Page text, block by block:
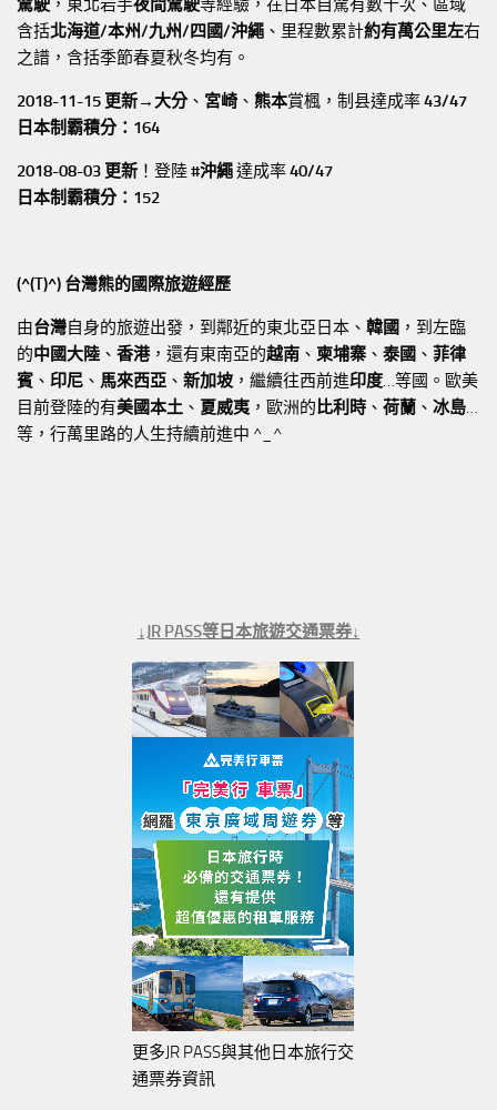
駕駛 ，東北岩手夜間駕駛等經驗，在日本自駕有數十次、區域
含括北海道/本州/九州/四國/沖繩 、里程數累計約有萬公里左右
之譜，含括季節春夏秋冬均有。
2018-11-15 更新→ 大分、 宮崎 、 熊本賞楓，制县達成率43/47
日本制霸積分：164
2018-08-03 更新 ！登陸#沖繩達成率40/47
日本制霸積分：152
(^(T)^) 台灣熊的國際旅遊經歷
由台灣自身的旅遊出發，到鄰近的東北亞日本、 韓國 ，到左臨
的中國大陸 、 香港，還有東南亞的越南 、 柬埔寨 、 泰國 、 菲律
賓 、 印尼 、 馬來西亞 、 新加坡 ，繼續往西前進印度…等國。歐美
目前登陸的有美國本土 、 夏威夷 ，歐洲的比利時 、 荷蘭 、 冰島…
等，行萬里路的人生持續前進中 ^_^
↓JR PASS等日本旅遊交通票券↓
更多JR PASS與其他日本旅行交
通票券資訊